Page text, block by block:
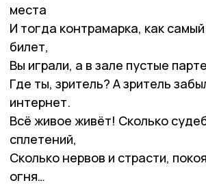
места
И тогда контрамарка, как
билет,
Вы играли, а в зале пустые
Где ты, зритель? А зритель
интернет.
Всё живое живёт! Сколько
сплетений,
Сколько нервов и страсти,
огня…